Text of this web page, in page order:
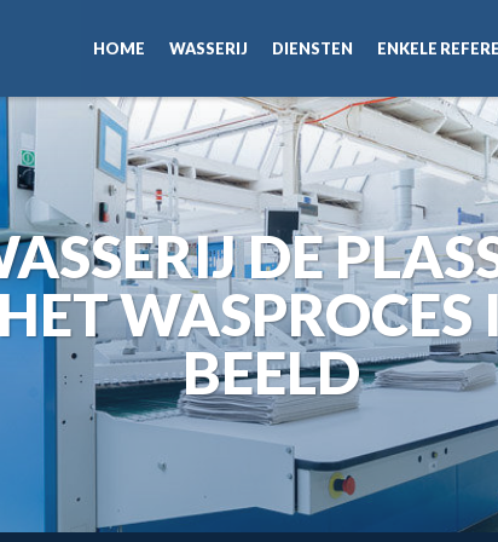
HOME WASSERIJ DIENSTEN ENKELE
DE
WASPROCES
BEELD